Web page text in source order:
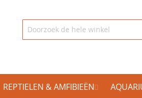
REPTIELEN & AMFIBIEËN